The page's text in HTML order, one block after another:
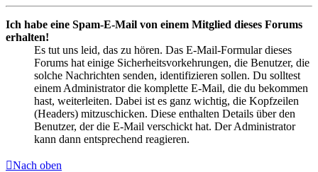
Ich habe eine Spam-E-Mail von einem Mitglied dieses Forums
erhalten!
Es tut uns leid, das zu hören. Das E-Mail-Formular dieses
Forums hat einige Sicherheitsvorkehrungen, die Benutzer, die
solche Nachrichten senden, identifizieren sollen. Du solltest
einem Administrator die komplette E-Mail, die du bekommen
hast, weiterleiten. Dabei ist es ganz wichtig, die Kopfzeilen
(Headers) mitzuschicken. Diese enthalten Details über den
Benutzer, der die E-Mail verschickt hat. Der Administrator
kann dann entsprechend reagieren.
Nach oben